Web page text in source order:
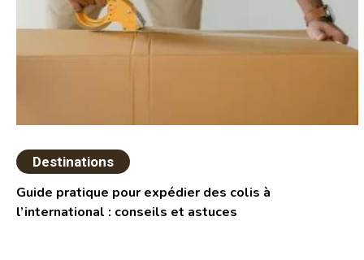
Destinations
Guide pratique pour expédier des colis à
l’international : conseils et astuces